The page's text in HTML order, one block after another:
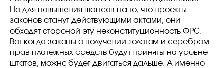
Но для повышения шансов на то, что проекты
законов станут действующими актами, они
обходят стороной эту неконституционность ФРС.
Вот когда законы о получении золотом и серебром
прав платежных средств будут приняты на уровне
штатов, можно будет двигаться дальше. А именно